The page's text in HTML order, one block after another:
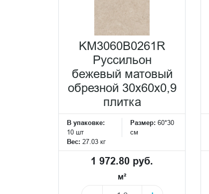
KM3060B0261R
Руссильон
бежевый матовый
обрезной 30x60x0,9
плитка
В упаковке:
10 шт
Размер: 60*30
см
Вес: 27.03 кг
1 972.80 руб.
м²